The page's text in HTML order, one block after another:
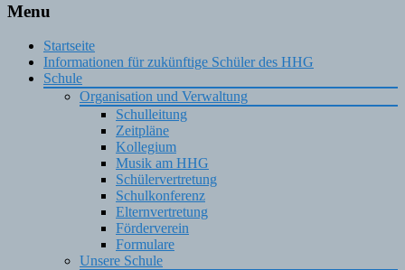
Menu
Skip
content
Startseite
Informationen für zukünftige Schüler des HHG
Schule
Organisation und Verwaltung
Schulleitung
Zeitpläne
Kollegium
Musik am HHG
Schülervertretung
Schulkonferenz
Elternvertretung
Förderverein
Formulare
Unsere Schule